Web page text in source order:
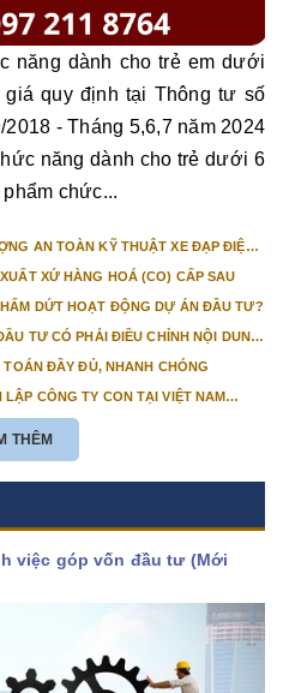
năng dành cho trẻ em dưới
quy định tại Thông tư số
- Tháng 5,6,7 năm 2024
năng dành cho trẻ dưới 6
chức...
AN TOÀN KỸ THUẬT XE ĐẠP ĐIỆN
XỨ HÀNG HOÁ (CO) CẤP SAU
DỨT HOẠT ĐỘNG DỰ ÁN ĐẦU TƯ?
TƯ CÓ PHẢI ĐIỀU CHỈNH NỘI DUNG
KHÔNG?
TOÁN ĐẦY ĐỦ, NHANH CHÓNG
CÔNG TY CON TẠI VIỆT NAM
CÔNG TY NƯỚC NGOÀI THÀNH LẬP
THÊM
việc góp vốn đầu tư (Mới